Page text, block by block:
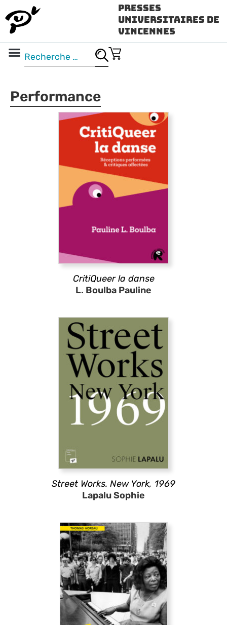
Presses
Universitaires de
Vincennes
Performance
CritiQueer la danse
L. Boulba Pauline
Street Works. New York, 1969
Lapalu Sophie